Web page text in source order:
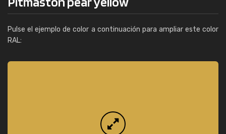
Pulse el ejemplo de color a continuación para ampliar este color
RAL: